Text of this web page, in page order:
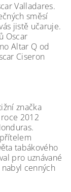
Valladares.
směsí
jistě učaruje.
Oscar
Altar Q od
Ciseron
značka
2012
tabákového
pro uznávané
cenných